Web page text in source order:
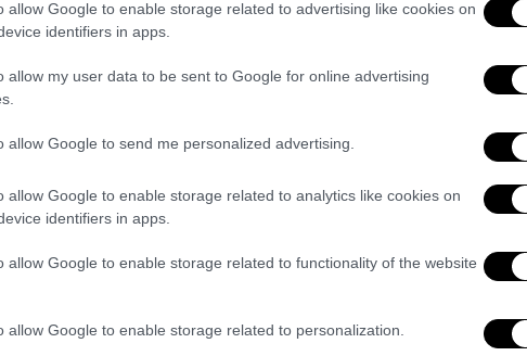
allow Google to enable storage related to advertising like cookies on
identifiers in apps.
allow my user data to be sent to Google for online advertising
allow Google to send me personalized advertising.
allow Google to enable storage related to analytics like cookies on
identifiers in apps.
allow Google to enable storage related to functionality of the website
allow Google to enable storage related to personalization.